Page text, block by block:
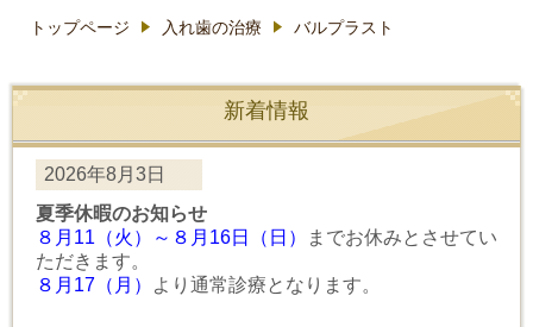
トップページ 入れ歯の治療 バルプラスト
新着情報
2026年8月3日
夏季休暇のお知らせ
８月11（火）～８月16日（日）
までお休みとさせてい
ただきます。
８月17（月）
より通常診療となります。